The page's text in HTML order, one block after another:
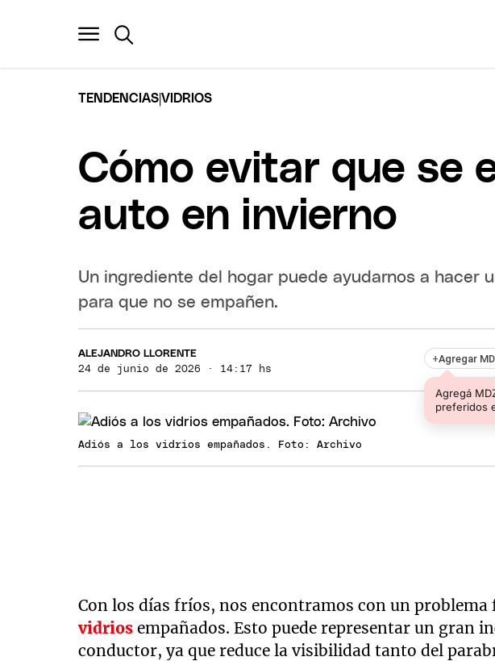
TENDENCIAS|VIDRIOS
Cómo evitar que se
auto en invierno
Un ingrediente del hogar puede ayudarnos a hacer
para que no se empañen.
ALEJANDRO LLORENTE
24 de junio de 2026 · 14:17 hs
+Agregar
Agregá
preferidos
Adiós a los vidrios empañados. Foto: Archivo
Con los días fríos, nos encontramos con un problema
vidriosempañados. Esto puede representar un gran
conductor, ya que reduce la visibilidad tanto del